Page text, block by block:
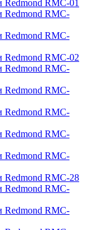
Redmond RMC-01
Redmond RMC-
Redmond RMC-
Redmond RMC-02
Redmond RMC-
Redmond RMC-
Redmond RMC-
Redmond RMC-
Redmond RMC-
Redmond RMC-28
Redmond RMC-
Redmond RMC-